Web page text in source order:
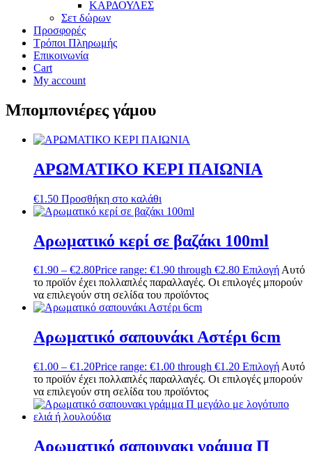
ΚΑΡΔΟΥΛΕΣ
Σετ δώρων
Προσφορές
Τρόποι Πληρωμής
Επικοινωνία
Cart
My account
Μπομπονιέρες γάμου
ΑΡΩΜΑΤΙΚΟ ΚΕΡΙ ΠΑΙΩΝΙΑ
€1.50 Προσθήκη στο καλάθι
Αρωματικό κερί σε βαζάκι 100ml
€1.90 – €2.80Price range: €1.90 through €2.80 ΕπιλογήΑυτό
το προϊόν έχει πολλαπλές παραλλαγές. Οι επιλογές μπορούν
να επιλεγούν στη σελίδα του προϊόντος
Αρωματικό σαπουνάκι Αστέρι 6cm
€1.00 – €1.20Price range: €1.00 through €1.20 Επιλογή Αυτό
το προϊόν έχει πολλαπλές παραλλαγές. Οι επιλογές μπορούν
να επιλεγούν στη σελίδα του προϊόντος
Αρωματικό σαπουνακι γράμμα Π